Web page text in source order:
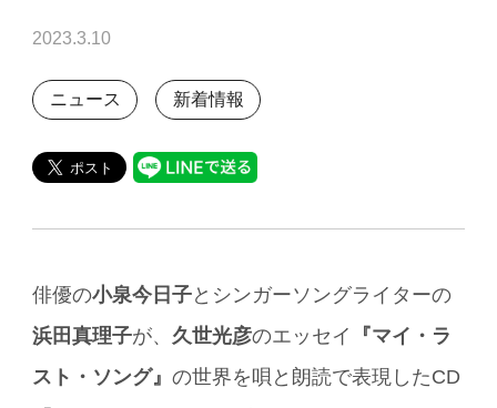
2023.3.10
ニュース 新着情報
俳優の小泉今日子とシンガーソングライターの
浜田真理子が、 久世光彦のエッセイ
『マイ・ラ
スト・ソング』の世界を唄と朗読で表現したCD